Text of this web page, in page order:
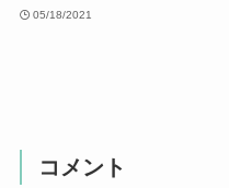
05/18/2021
コメント